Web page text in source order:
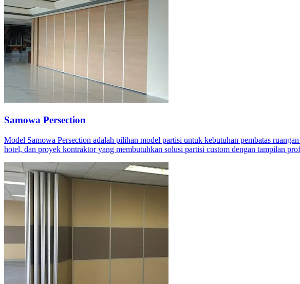
Samowa Persection
Model Samowa Persection adalah pilihan model partisi untuk kebutuhan pembatas
hotel, dan proyek kontraktor yang membutuhkan solusi partisi custom dengan tampilan